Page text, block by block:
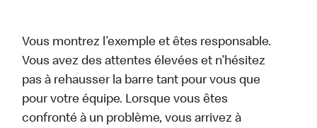
Vous montrez l’exemple et êtes responsable.
Vous avez des attentes élevées et n’hésitez
pas à rehausser la barre tant pour vous que
pour votre équipe. Lorsque vous êtes
confronté à un problème, vous arrivez à